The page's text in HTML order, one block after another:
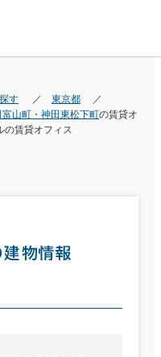
す
東京都
山町・神田東松下町の賃貸オ
の賃貸オフィス
建物情報